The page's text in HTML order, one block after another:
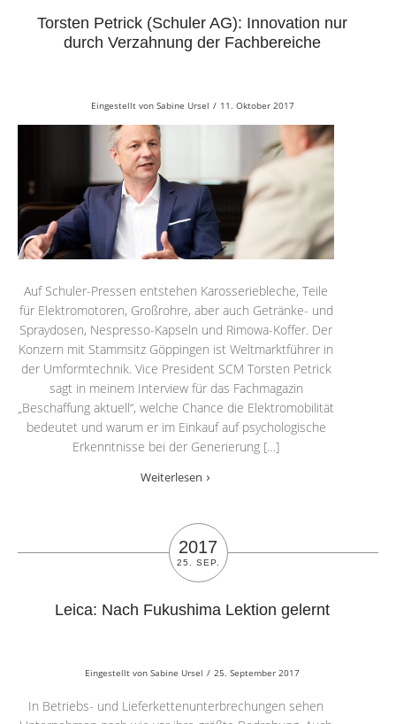
Torsten Petrick (Schuler AG): Innovation nur
durch Verzahnung der Fachbereiche
Eingestellt von Sabine Ursel / 11. Oktober 2017
Auf Schuler-Pressen entstehen Karosseriebleche, Teile
für Elektromotoren, Großrohre, aber auch Getränke- und
Spraydosen, Nespresso-Kapseln und Rimowa-Koffer. Der
Konzern mit Stammsitz Göppingen ist Weltmarktführer in
der Umformtechnik. Vice President SCM Torsten Petrick
sagt in meinem Interview für das Fachmagazin
„Beschaffung aktuell“, welche Chance die Elektromobilität
bedeutet und warum er im Einkauf auf psychologische
Erkenntnisse bei der Generierung […]
Weiterlesen
2017
25. SEP.
Leica: Nach Fukushima Lektion gelernt
Eingestellt vonSabine Ursel / 25. September 2017
In Betriebs- und Lieferkettenunterbrechungen sehen